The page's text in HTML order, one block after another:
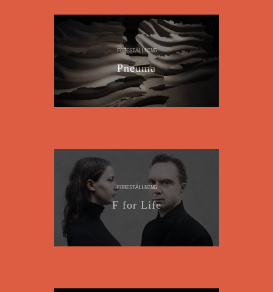
FÖRESTÄLLNING
Pneuma
FÖRESTÄLLNING
F for Life